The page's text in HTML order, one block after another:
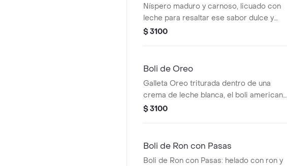
Níspero maduro y carnoso, licuado con
leche para resaltar ese sabor dulce y
terroso tan único de la costa.
$ 3100
Boli de Oreo
Galleta Oreo triturada dentro de una
crema de leche blanca, el boli americano
con alma colombiana.
$ 3100
Boli de Ron con Pasas
Boli de Ron con Pasas: helado con ron y